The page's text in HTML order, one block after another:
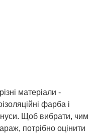
матеріали -
фарба і
Щоб вибрати, чим
потрібно оцінити